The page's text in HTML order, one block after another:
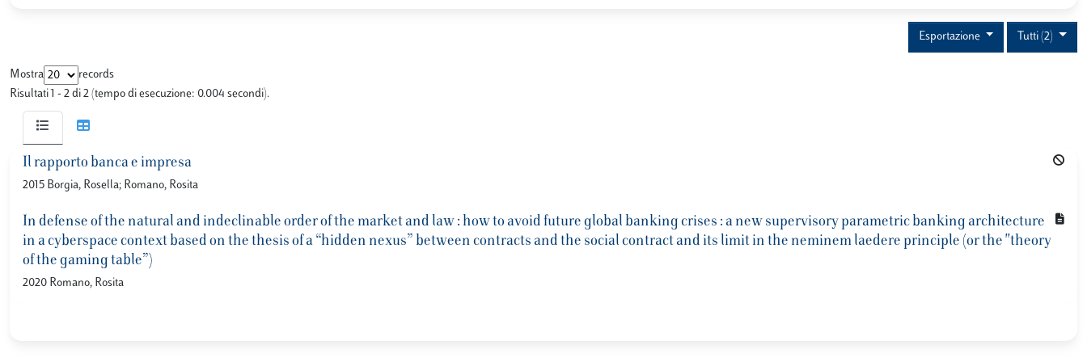
Tutti (2)
Esportazione
Mostra
records
Risultati 1 - 2 di 2 (tempo di esecuzione: 0.004 secondi).
Il rapporto banca e impresa
2015 Borgia, Rosella; Romano, Rosita
In defense of the natural and indeclinable order of the market and law : how to avoid future global banking crises : a new supervisory parametric banking architecture
in a cyberspace context based on the thesis of a “hidden nexus” between contracts and the social contract and its limit in the neminem laedere principle (or the "theory
of the gaming table”)
2020 Romano, Rosita